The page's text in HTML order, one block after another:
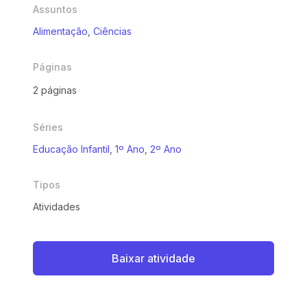
Assuntos
Alimentação Ciências
Páginas
2 páginas
Séries
Educação Infantil 1º Ano 2º Ano
Tipos
Atividades
Baixar atividade